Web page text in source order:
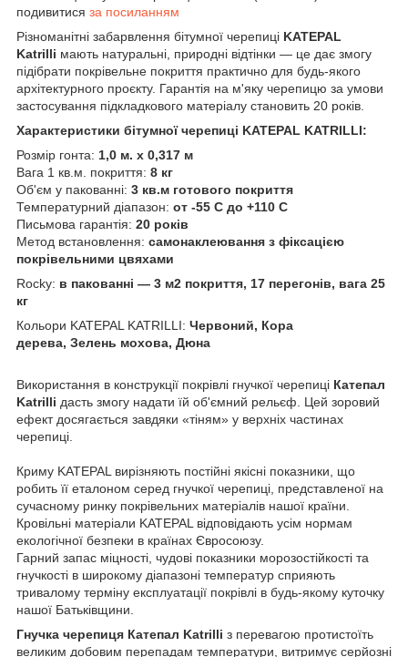
подивитися за посиланням
Різноманітні забарвлення бітумної черепиці KATEPAL
Katrilli мають натуральні, природні відтінки — це дає змогу
підібрати покрівельне покриття практично для будь-якого
архітектурного проєкту. Гарантія на м'яку черепицю за умови
застосування підкладкового матеріалу становить 20 років.
Характеристики бітумної черепиці KATEPAL KATRILLI:
Розмір гонта: 1,0 м. х 0,317 м
Вага 1 кв.м. покриття: 8 кг
Об'єм у пакованні: 3 кв.м готового покриття
Температурний діапазон: от -55 С до +110 С
Письмова гарантія: 20 років
Метод встановлення: самонаклеювання з фіксацією
покрівельними цвяхами
Rocky: в пакованні — 3 м2 покриття, 17 перегонів, вага 25
кг
Кольори KATEPAL KATRILLI: Червоний, Кора
дерева, Зелень мохова, Дюна
Використання в конструкції покрівлі гнучкої черепиці Катепал
Katrilli дасть змогу надати їй об'ємний рельєф. Цей зоровий
ефект досягається завдяки «тіням» у верхніх частинах
черепиці.
Криму KATEPAL вирізняють постійні якісні показники, що
робить її еталоном серед гнучкої черепиці, представленої на
сучасному ринку покрівельних матеріалів нашої країни.
Кровільні матеріали KATEPAL відповідають усім нормам
екологічної безпеки в країнах Євросоюзу.
Гарний запас міцності, чудові показники морозостійкості та
гнучкості в широкому діапазоні температур сприяють
тривалому терміну експлуатації покрівлі в будь-якому куточку
нашої Батьківщини.
Гнучка черепиця Катепал Katrilli з перевагою протистоїть
великим добовим перепадам температури, витримує серйозні